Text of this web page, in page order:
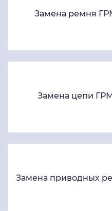
Замена ремня
Замена цепи
Замена приводных